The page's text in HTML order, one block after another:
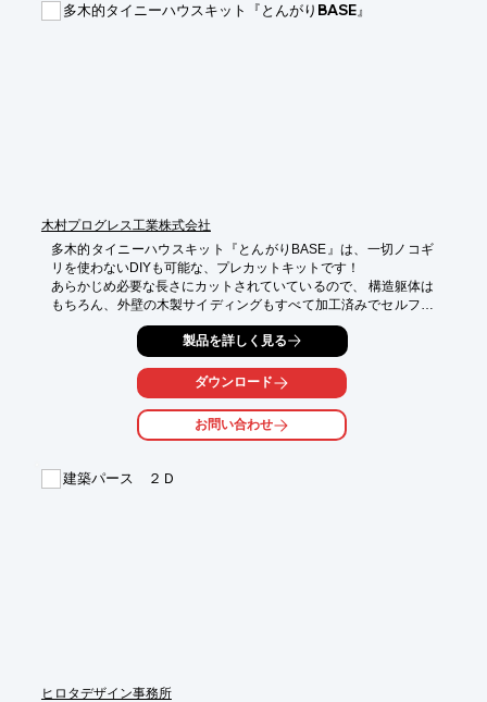
【特長】
多木的タイニーハウスキット『とんがりBASE』
木村プログレス工業株式会社
多木的タイニーハウスキット『とんがりBASE』は、一切ノコギ
リを使わないDIYも可能な、プレカットキットです！
あらかじめ必要な長さにカットされていているので、 構造躯体は
もちろん、外壁の木製サイディングもすべて加工済みでセルフビ
ルドしやすい仕様です。
■安心の「Made in Japan」
■シンプル構造かつ外圧に対して非常に強固
■狭すぎず広すぎない、ちょうどいい空間
【全国販売施工店を募集中！】
※詳しくはPDF資料をご覧いただくか、お気軽にお問い合わせ下
製品を詳しく見る
ダウンロード
お問い合わせ
建築パース ２Ｄ
ヒロタデザイン事務所